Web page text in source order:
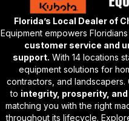
Florida’s Local Dealer of
Equipment empowers
customer service and
support. With 14 locations
equipment solutions for
contractors, and landscapers.
to integrity, prosperity,
matching you with the right
throughout its lifecycle.